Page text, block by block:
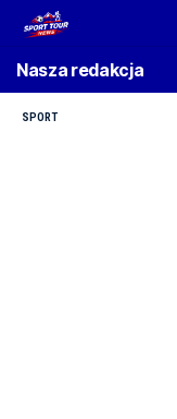
Nasza redakcja
SPORT